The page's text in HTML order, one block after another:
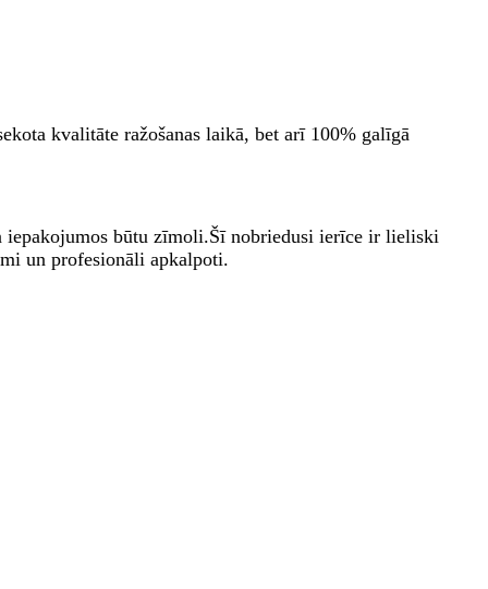
kvalitāte ražošanas laikā, bet arī 100% galīgā
būtu zīmoli.Šī nobriedusi ierīce ir lieliski
un profesionāli apkalpoti.